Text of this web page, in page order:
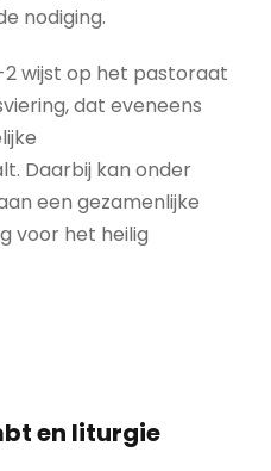
nodiging.
wijst op het pastoraat
dat eveneens
Daarbij kan onder
een gezamenlijke
voor het heilig
en liturgie